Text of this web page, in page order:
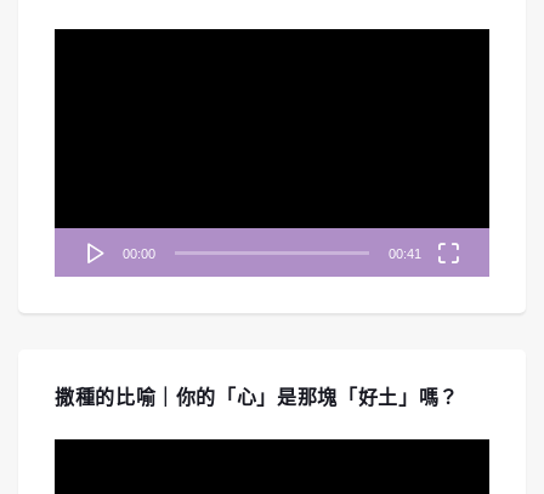
00:00 00:41
撒種的比喻｜你的「心」是那塊「好土」嗎？